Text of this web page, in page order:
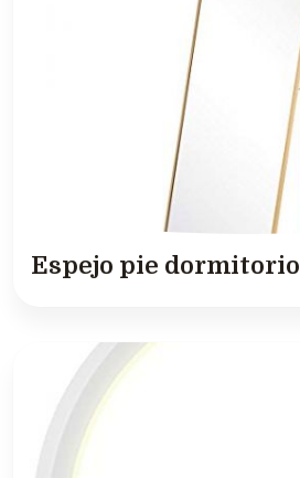
Espejo pie dormitorio